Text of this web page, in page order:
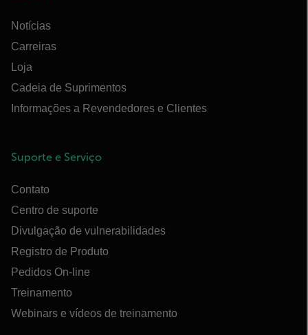
Notícias
Carreiras
Loja
Cadeia de Suprimentos
Informações a Revendedores e Clientes
Suporte e Serviço
Contato
Centro de suporte
Divulgação de vulnerabilidades
Registro de Produto
Pedidos On-line
Treinamento
Webinars e vídeos de treinamento